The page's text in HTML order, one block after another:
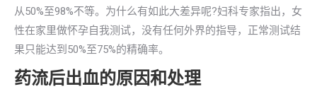
从50%至98%不等。为什么有如此大差异呢?妇科专家指出，女
性在家里做怀孕自我测试，没有任何外界的指导，正常测试结
果只能达到50%至75%的精确率。
药流后出血的原因和处理